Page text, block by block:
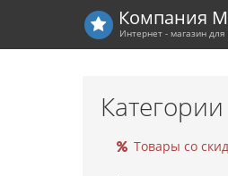
Компания
Интернет - магазин для
Категории
Товары со